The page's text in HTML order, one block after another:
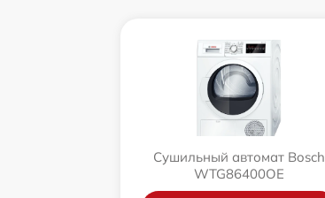
Сушильный автомат Bosch
WTG86400OE